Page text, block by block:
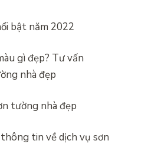
bật năm 2022
tường nhà đẹp